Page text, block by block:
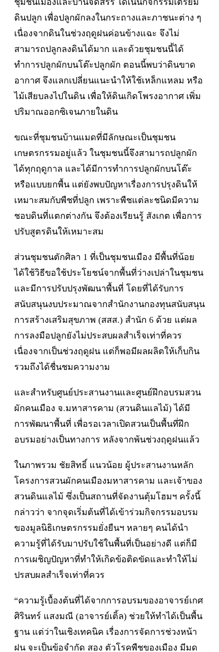
ดินปลูก เพื่อปลูกผักลงในกระถางและภาชนะต่าง ๆ
เนื่องจากดินในช่วงฤดูฝนค่อนข้างแฉะ จึงไม่
สามารถปลูกลงดินได้มาก และด้วยชุมชนนี้ได้
ทำการปลูกผักบนโต๊ะปลูกผัก ตอนนี้พบว่าดินขาด
อากาศ จึงแลกเปลี่ยนแนะนำให้ใช้เหล็กแหลม หรือ
ไม้เสียบลงไปในดิน เพื่อให้ดินเกิดโพรงอากาศ เพิ่ม
ปริมาณออกซิเจนภายในดิน
ขณะที่ชุมชนบ้านแมดที่มีลักษณะเป็นชุมชน
เกษตรกรรมอยู่แล้ว ในชุมชนนี้จึงสามารถปลูกผัก
ได้ทุกฤดูกาล และได้มีการทำการปลูกผักบนโต๊ะ
หรือแบบยกพื้น แต่ยังพบปัญหาเรื่องการปรุงดินให้
เหมาะสมกับพืชที่ปลูก เพราะพืชแต่ละชนิดมีความ
ชอบดินที่แตกต่างกัน จึงต้องเรียนรู้ สังเกต เพื่อการ
ปรับสูตรดินให้เหมาะสม
ส่วนชุมชนตักศิลา 1 ที่เป็นชุมชนเมือง มีพื้นที่น้อย
ได้ใช้วิธีขอใช้ประโยชน์จากพื้นที่ว่างเปล่าในชุมชน
และมีการปรับปรุงพัฒนาพื้นที่ โดยที่ได้รับการ
สนับสนุนงบประมาณจากสำนักงานกองทุนสนับสนุน
การสร้างเสริมสุขภาพ (สสส.) สำนัก 6 ด้วย แต่ผล
การลงมือปลูกยังไม่ประสบผลสำเร็จเท่าที่ควร
เนื่องจากเป็นช่วงฤดูฝน แต่ก็พอมีผลผลิตให้เก็บกิน
รวมถึงได้ชื่นชมความงาม
และสำหรับศูนย์ประสานงานและศูนย์ฝึกอบรมสวน
ผักคนเมือง จ.มหาสารคาม (สวนดินแลไม้) ได้มี
การพัฒนาพื้นที่ เพื่อรอเวลาเปิดสวนเป็นพื้นที่ฝึก
อบรมอย่างเป็นทางการ หลังจากพ้นช่วงฤดูฝนแล้ว
ในภาพรวม ชัยสิทธิ์ แนวน้อย ผู้ประสานงานหลัก
โครงการสวนผักคนเมืองมหาสารคาม และเจ้าของ
สวนดินแลไม้ ซึ่งเป็นสถานที่จัดงานตุ้มโฮมฯ ครั้งนี้
กล่าวว่า จากจุดเริ่มต้นที่ได้เข้าร่วมกิจกรรมอบรม
ของมูลนิธิเกษตรกรรมยั่งยืนฯ หลายๆ คนได้นำ
ความรู้ที่ได้รับมาปรับใช้ในพื้นที่เป็นอย่างดี แต่ก็มี
การเผชิญปัญหาที่ทำให้เกิดข้อติดขัดและทำให้ไม่
ปรสบผลสำเร็จเท่าที่ควร
“ความรู้เบื้องต้นที่ได้จากการอบรมของอาจารย์เกศ
ศิรินทร์ แสงมณี (อาจารย์เติ้ล) ช่วยให้ทำได้เป็นพื้น
ฐาน แต่ว่าในเชิงเทคนิค เรื่องการจัดการช่วงหน้า
ฝน จะเป็นข้อจำกัด สอง ตัวโรคพืชของเมือง มีมด